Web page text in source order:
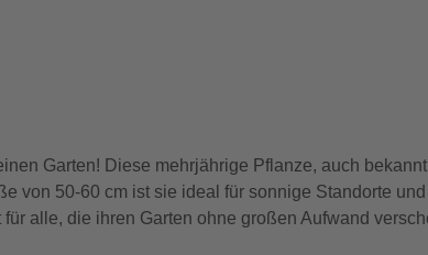
Garten! Diese mehrjährige Pflanze, auch
von 50-60 cm ist sie ideal für sonnige Standorte
alle, die ihren Garten ohne großen Aufwand